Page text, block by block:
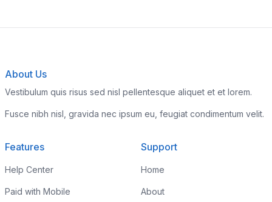
About Us
Vestibulum quis risus sed nisl pellentesque aliquet et et lorem.
Fusce nibh nisl, gravida nec ipsum eu, feugiat condimentum velit.
Features
Help Center
Paid with Mobile
Support
Home
About